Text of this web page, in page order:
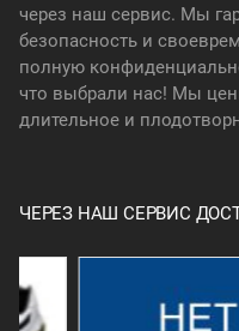
через наш сервис. Мы
безопасность и
полную
что выбрали нас! Мы
длительное и
ЧЕРЕЗ НАШ СЕРВИС